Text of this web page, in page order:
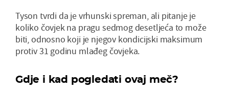
Tyson tvrdi da je vrhunski spreman, ali pitanje je
koliko čovjek na pragu sedmog desetljeća to može
biti, odnosno koji je njegov kondicijski maksimum
protiv 31 godinu mlađeg čovjeka.
Gdje i kad pogledati ovaj meč?